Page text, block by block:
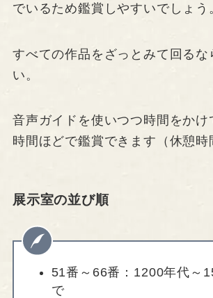
でいるため鑑賞しやすいでしょう
すべての作品をざっとみて回るな
い。
音声ガイドを使いつつ時間をかけ
時間ほどで鑑賞できます（休憩時
展示室の並び順
51番～66番：1200年代～
で